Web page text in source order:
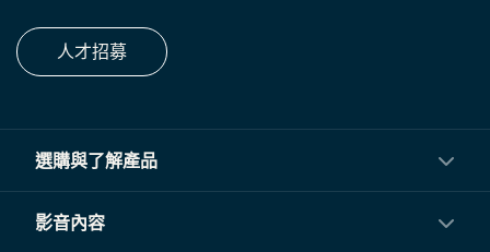
人才招募
選購與了解產品
投影機
影音內容